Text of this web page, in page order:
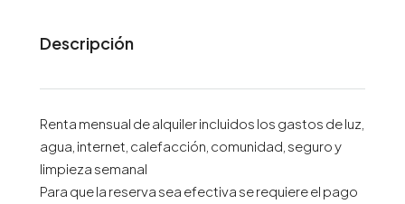
Descripción
Renta mensual de alquiler incluidos los gastos de luz,
agua, internet, calefacción, comunidad, seguro y
limpieza semanal
Para que la reserva sea efectiva se requiere el pago